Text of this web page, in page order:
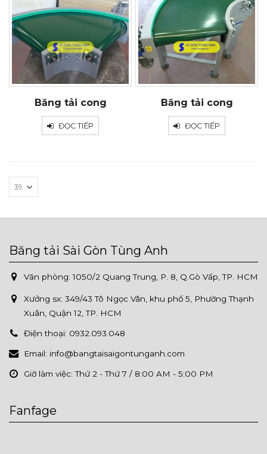
Băng tải cong
ĐỌC TIẾP
Băng tải cong
ĐỌC TIẾP
Băng tải Sài Gòn Tùng Anh
Văn phòng: 1050/2 Quang Trung, P. 8, Q.Gò Vấp, TP. HCM
Xưởng sx: 349/43 Tô Ngọc Vân, khu phố 5, Phường Thạnh
Xuân, Quận 12, TP. HCM
Điện thoại: 0932.093.048
Email: info@bangtaisaigontunganh.com
Giờ làm việc: Thứ 2 - Thứ 7 / 8:00 AM - 5:00 PM
Fanfage